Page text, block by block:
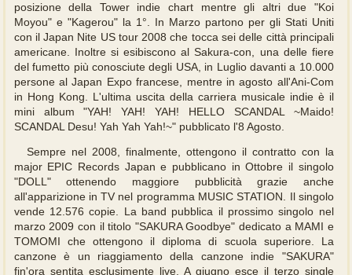
posizione della Tower indie chart mentre gli altri due "Koi
Moyou" e "Kagerou" la 1°. In Marzo partono per gli Stati Uniti
con il Japan Nite US tour 2008 che tocca sei delle città principali
americane. Inoltre si esibiscono al Sakura-con, una delle fiere
del fumetto più conosciute degli USA, in Luglio davanti a 10.000
persone al Japan Expo francese, mentre in agosto all'Ani-Com
in Hong Kong. L'ultima uscita della carriera musicale indie è il
mini album "YAH! YAH! YAH! HELLO SCANDAL ~Maido!
SCANDAL Desu! Yah Yah Yah!~" pubblicato l'8 Agosto.
Sempre nel 2008, finalmente, ottengono il contratto con la
major EPIC Records Japan e pubblicano in Ottobre il singolo
"DOLL" ottenendo maggiore pubblicità grazie anche
all'apparizione in TV nel programma MUSIC STATION. Il singolo
vende 12.576 copie. La band pubblica il prossimo singolo nel
marzo 2009 con il titolo "SAKURA Goodbye" dedicato a MAMI e
TOMOMI che ottengono il diploma di scuola superiore. La
canzone è un riaggiamento della canzone indie "SAKURA"
fin'ora sentita esclusimente live. A giugno esce il terzo single